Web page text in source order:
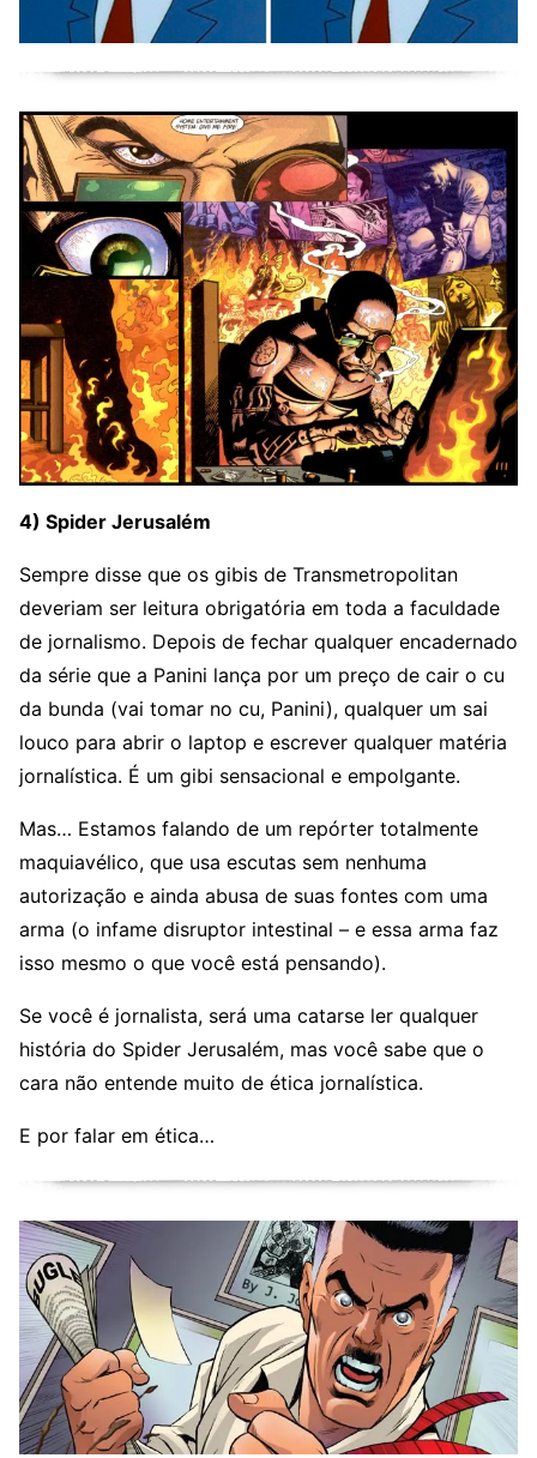
4) Spider Jerusalém
Sempre disse que os gibis de Transmetropolitan
deveriam ser leitura obrigatória em toda a faculdade
de jornalismo. Depois de fechar qualquer encadernado
da série que a Panini lança por um preço de cair o cu
da bunda (vai tomar no cu, Panini), qualquer um sai
louco para abrir o laptop e escrever qualquer matéria
jornalística. É um gibi sensacional e empolgante.
Mas… Estamos falando de um repórter totalmente
maquiavélico, que usa escutas sem nenhuma
autorização e ainda abusa de suas fontes com uma
arma (o infame disruptor intestinal – e essa arma faz
isso mesmo o que você está pensando).
Se você é jornalista, será uma catarse ler qualquer
história do Spider Jerusalém, mas você sabe que o
cara não entende muito de ética jornalística.
E por falar em ética…